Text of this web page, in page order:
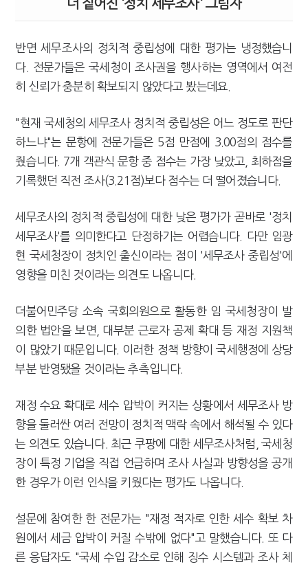
더 짙어진 '정치 세무조사' 그림자
반면 세무조사의 정치적 중립성에 대한 평가는 냉정했습니
다. 전문가들은 국세청이 조사권을 행사하는 영역에서 여전
히 신뢰가 충분히 확보되지 않았다고 봤는데요.
"현재 국세청의 세무조사 정치적 중립성은 어느 정도로 판단
하느냐"는 문항에 전문가들은 5점 만점에 3.00점의 점수를
줬습니다. 7개 객관식 문항 중 점수는 가장 낮았고, 최하점을
기록했던 직전 조사(3.21점)보다 점수는 더 떨어졌습니다.
세무조사의 정치적 중립성에 대한 낮은 평가가 곧바로 '정치
세무조사'를 의미한다고 단정하기는 어렵습니다. 다만 임광
현 국세청장이 정치인 출신이라는 점이 '세무조사 중립성'에
영향을 미친 것이라는 의견도 나옵니다.
더불어민주당 소속 국회의원으로 활동한 임 국세청장이 발
의한 법안을 보면, 대부분 근로자 공제 확대 등 재정 지원책
이 많았기 때문입니다. 이러한 정책 방향이 국세행정에 상당
부분 반영됐을 것이라는 추측입니다.
재정 수요 확대로 세수 압박이 커지는 상황에서 세무조사 방
향을 둘러싼 여러 전망이 정치적 맥락 속에서 해석될 수 있다
는 의견도 있습니다. 최근 쿠팡에 대한 세무조사처럼, 국세청
장이 특정 기업을 직접 언급하며 조사 사실과 방향성을 공개
한 경우가 이런 인식을 키웠다는 평가도 나옵니다.
설문에 참여한 한 전문가는 "재정 적자로 인한 세수 확보 차
원에서 세금 압박이 커질 수밖에 없다"고 말했습니다. 또 다
른 응답자도 "국세 수입 감소로 인해 징수 시스템과 조사 체